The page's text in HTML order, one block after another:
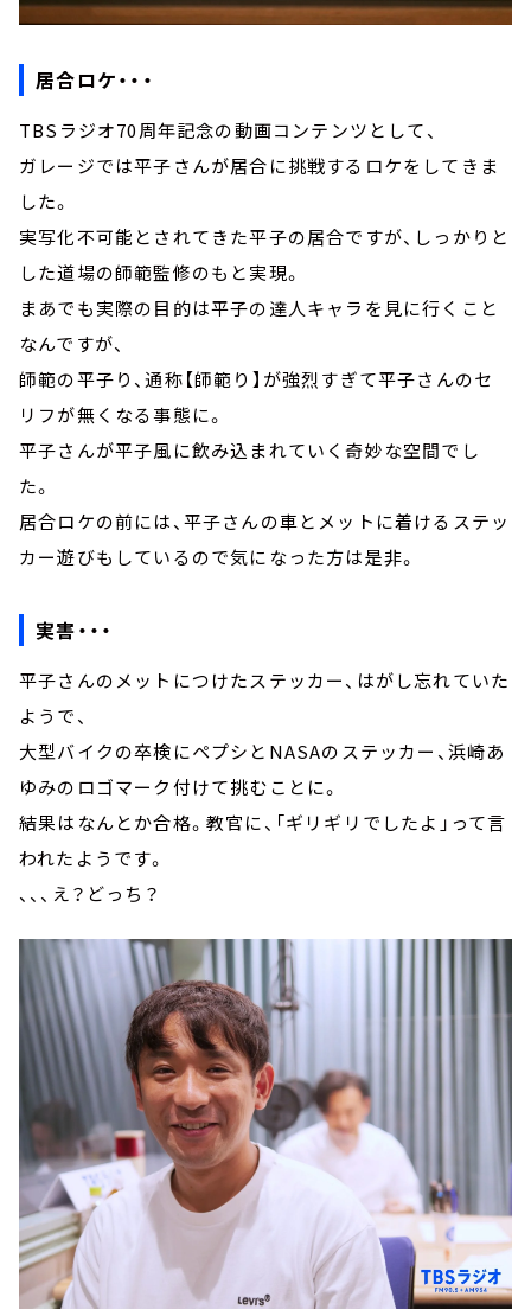
居合ロケ・・・
TBSラジオ70周年記念の動画コンテンツとして、
ガレージでは平子さんが居合に挑戦するロケをしてきま
した。
実写化不可能とされてきた平子の居合ですが、しっかりと
した道場の師範監修のもと実現。
まあでも実際の目的は平子の達人キャラを見に行くこと
なんですが、
師範の平子り、通称【師範り】が強烈すぎて平子さんのセ
リフが無くなる事態に。
平子さんが平子風に飲み込まれていく奇妙な空間でし
た。
居合ロケの前には、平子さんの車とメットに着けるステッ
カー遊びもしているので気になった方は是非。
実害・・・
平子さんのメットにつけたステッカー、はがし忘れていた
ようで、
大型バイクの卒検にペプシとNASAのステッカー、浜崎あ
ゆみのロゴマーク付けて挑むことに。
結果はなんとか合格。教官に、「ギリギリでしたよ」って言
われたようです。
、、、え？どっち？